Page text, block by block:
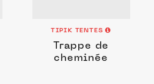
TIPIK TENTES
Trappe de
cheminée